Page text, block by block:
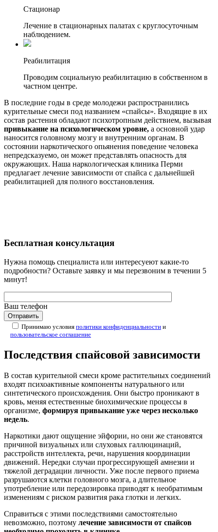
Стационар
Лечение в стационарных палатах с круглосуточным
наблюдением.
Реабилитация
Проводим социальную реабилитацию в собственном в
частном центре.
В последние годы в среде молодежи распространились
курительные смеси под названием «спайсы». Входящие в их
состав растения обладают психотропным действием, вызывая
привыкание на психологическом уровне, а основной удар
наносится головному мозгу и внутренним органам. В
состоянии наркотического опьянения поведение человека
непредсказуемо, он может представлять опасность для
окружающих. Наша наркологическая клиника Перми
предлагает лечение зависимости от спайса с дальнейшей
реабилитацией для полного восстановления.
Бесплатная консультация
Нужна помощь специалиста или интересуеют какие-то
подробности? Оставьте заявку и мы перезвоним в течении 5
минут!
Ваш телефон
Принимаю условия политики конфиденциальности и
пользовательское соглашение
Последствия спайсовой зависимости
В состав курительной смеси кроме растительных соединений
входят психоактивные компоненты натурального или
синтетического происхождения. Они быстро проникают в
кровь, меняя естественные биохимические процессы в
организме, формируя привыкание уже через несколько
недель.
Наркотики дают ощущение эйфории, но они же становятся
причиной визуальных или слуховых галлюцинаций,
расстройств интеллекта, речи, нарушения координации
движений. Нередки случаи прогрессирующей амнезии и
тяжелой деградации личности. Уже после первого приема
разрушаются клетки головного мозга, а длительное
употребление или передозировка приводят к необратимым
изменениям с риском развития рака глотки и легких.
Справиться с этими последствиями самостоятельно
невозможно, поэтому лечение зависимости от спайсов